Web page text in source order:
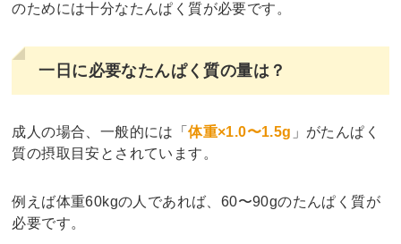
のためには十分なたんぱく質が必要です。
一日に必要なたんぱく質の量は？
成人の場合、一般的には「体重×1.0〜1.5g 」がたんぱく
質の摂取目安とされています。
例えば体重60kgの人であれば、60〜90gのたんぱく質が
必要です。